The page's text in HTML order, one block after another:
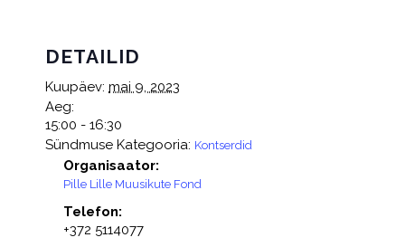
DETAILID
Kuupäev: mai 9, 2023
Aeg:
15:00 - 16:30
Sündmuse Kategooria: Kontserdid
Organisaator:
Pille Lille Muusikute Fond
Telefon:
+372 5114077